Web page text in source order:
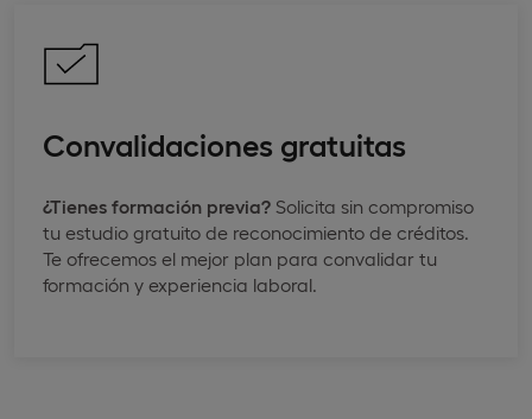
Convalidaciones gratuitas
¿Tienes formación previa? Solicita sin compromiso
tu estudio gratuito de reconocimiento de créditos.
Te ofrecemos el mejor plan para convalidar tu
formación y experiencia laboral.